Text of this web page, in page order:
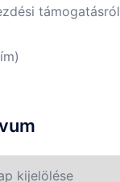
támogatásról